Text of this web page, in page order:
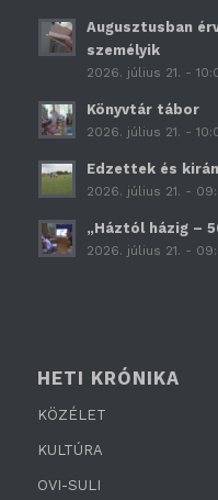
Augusztusban
személyik
2026. július 21. -
Könyvtár tábor
2026. július 21. -
Edzettek és
2026. július 21. -
„Háztól házig –
2026. július 21. -
HETI KRÓNIKA
KÖZÉLET
KULTÚRA
OVI-SULI